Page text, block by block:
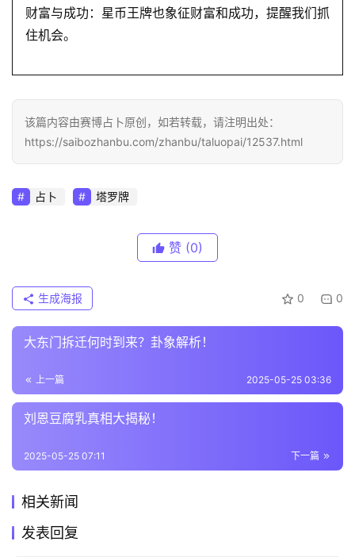
财富与成功：星币王牌也象征财富和成功，提醒我们抓
住机会。
该篇内容由赛博占卜原创，如若转载，请注明出处：
https://saibozhanbu.com/zhanbu/taluopai/12537.html
占卜 塔罗牌
赞 (0)
0 0
生成海报
大东门拆迁何时到来？卦象解析！
上一篇 2025-05-25 03:36
刘恩豆腐乳真相大揭秘！
下一篇
2025-05-25 07:11
相关新闻
发表回复